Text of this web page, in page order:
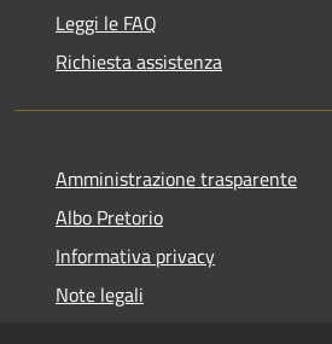
Leggi le FAQ
Richiesta assistenza
Amministrazione trasparente
Albo Pretorio
Informativa privacy
Note legali